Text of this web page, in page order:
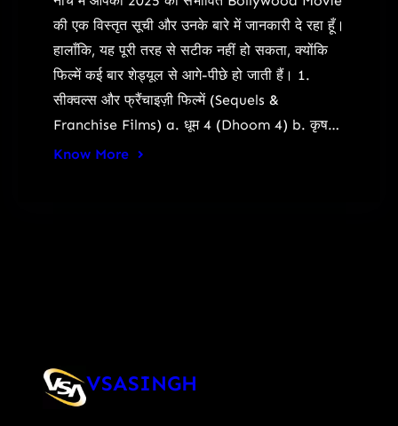
की एक विस्तृत सूची और उनके बारे में जानकारी दे रहा हूँ।
हालाँकि, यह पूरी तरह से सटीक नहीं हो सकता, क्योंकि
फिल्में कई बार शेड्यूल से आगे-पीछे हो जाती हैं। 1.
सीक्वल्स और फ्रैंचाइज़ी फिल्में (Sequels &
Franchise Films) a. धूम 4 (Dhoom 4) b. कृष…
Know More
VSASINGH